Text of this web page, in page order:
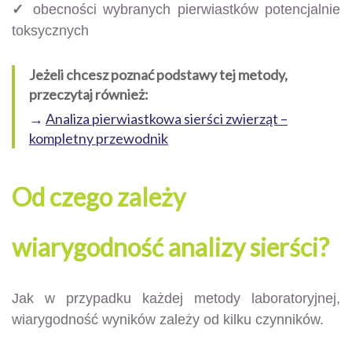
✓ obecności wybranych pierwiastków potencjalnie
toksycznych
Jeżeli chcesz poznać podstawy tej metody,
przeczytaj również:
→ Analiza pierwiastkowa sierści zwierząt –
kompletny przewodnik
Od czego zależy
wiarygodność analizy sierści?
Jak w przypadku każdej metody laboratoryjnej,
wiarygodność wyników zależy od kilku czynników.